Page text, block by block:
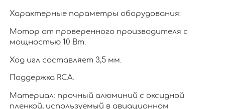
Характерные параметры оборудования:
Мотор от проверенного производителя с
мощностью 10 Вт.
Ход игл составляет 3,5 мм.
Поддержка RCA.
Материал: прочный алюминий с оксидной
пленкой, используемый в авиационном